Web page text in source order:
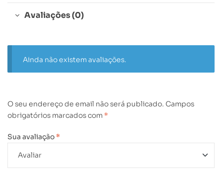
Avaliações (0)
Ainda não existem avaliações.
O seu endereço de email não será publicado. Campos
obrigatórios marcados com *
Sua avaliação *